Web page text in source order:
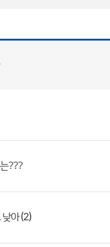
???
낮아(2)